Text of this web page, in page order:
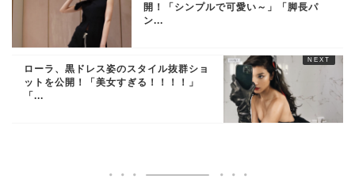
開！「シンプルで可愛い～」「脚長パ
ン...
ローラ、黒ドレス姿のスタイル抜群ショ
ットを公開！「美女すぎる！！！！」
「...